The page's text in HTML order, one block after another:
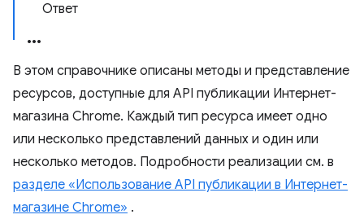
Ответ
В этом справочнике описаны методы и представление
ресурсов, доступные для API публикации Интернет-
магазина Chrome. Каждый тип ресурса имеет одно
или несколько представлений данных и один или
несколько методов. Подробности реализации см. в
разделе «Использование API публикации в Интернет-
магазине Chrome» .